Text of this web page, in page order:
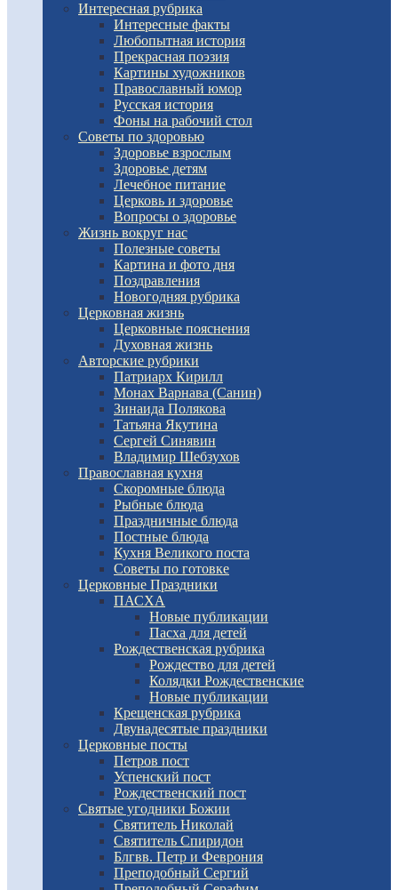
Интересная рубрика
Интересные факты
Любопытная история
Прекрасная поэзия
Картины художников
Православный юмор
Русская история
Фоны на рабочий стол
Советы по здоровью
Здоровье взрослым
Здоровье детям
Лечебное питание
Церковь и здоровье
Вопросы о здоровье
Жизнь вокруг нас
Полезные советы
Картина и фото дня
Поздравления
Новогодняя рубрика
Церковная жизнь
Церковные пояснения
Духовная жизнь
Авторские рубрики
Патриарх Кирилл
Монах Варнава (Санин)
Зинаида Полякова
Татьяна Якутина
Сергей Синявин
Владимир Шебзухов
Православная кухня
Скоромные блюда
Рыбные блюда
Праздничные блюда
Постные блюда
Кухня Великого поста
Советы по готовке
Церковные Праздники
ПАСХА
Новые публикации
Пасха для детей
Рождественская рубрика
Рождество для детей
Колядки Рождественские
Новые публикации
Крещенская рубрика
Двунадесятые праздники
Церковные посты
Петров пост
Успенский пост
Рождественский пост
Святые угодники Божии
Святитель Николай
Святитель Спиридон
Блгвв. Петр и Феврония
Преподобный Сергий